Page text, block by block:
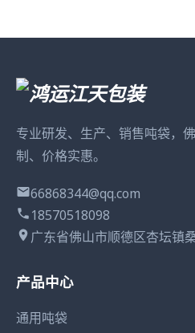
专业研发、生产、销售吨袋，
制、价格实惠。
66868344@qq.com
18570518098
广东省佛山市顺德区杏坛镇
产品中心
通用吨袋